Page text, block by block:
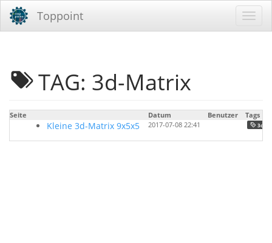
Toppoint
TAG: 3d-Matrix
Seite Datum Benutzer Tags
Kleine 3d-Matrix 9x5x5 2017-07-08 22:41 3d-